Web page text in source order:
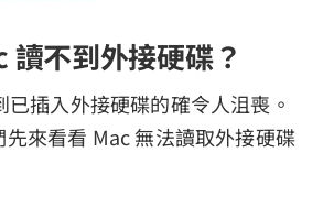
讀不到外接硬碟？
已插入外接硬碟的確令人沮喪。
來看看 Mac 無法讀取外接硬碟